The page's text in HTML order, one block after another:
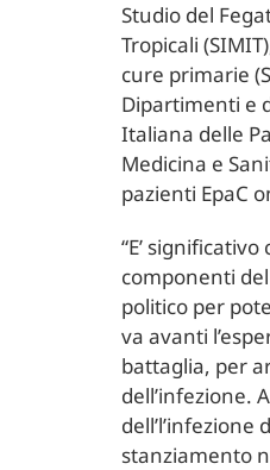
Studio del
Tropicali
cure primarie
Dipartimenti e
Italiana delle
Medicina e
pazienti EpaC
“E’
componenti
politico per
va avanti
battaglia, per
dell’infezione.
dell’l’infezione
stanziamento